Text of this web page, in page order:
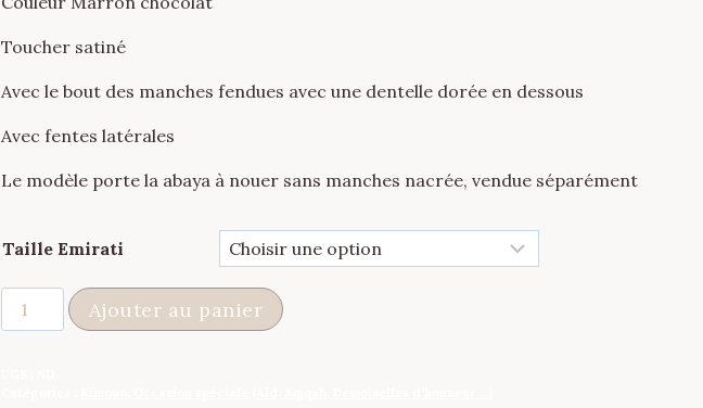
Toucher satiné
Avec le bout des manches fendues avec une dentelle dorée en dessous
Avec fentes latérales
Le modèle porte la abaya à nouer sans manches nacrée, vendue séparément
Taille Emirati
quantité
de
Ajouter au panier